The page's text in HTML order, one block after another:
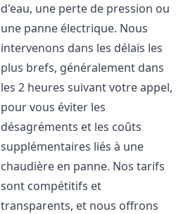
d'eau, une perte de pression ou
une panne électrique. Nous
intervenons dans les délais les
plus brefs, généralement dans
les 2 heures suivant votre appel,
pour vous éviter les
désagréments et les coûts
supplémentaires liés à une
chaudière en panne. Nos tarifs
sont compétitifs et
transparents, et nous offrons